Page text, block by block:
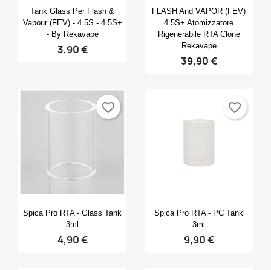
Anteprima
Tank Glass Per Flash &
Vapour (FEV) - 4.5S - 4.5S+
- By Rekavape
3,90 €
Anteprima
FLASH And VAPOR (FEV)
4.5S+ Atomizzatore
Rigenerabile RTA Clone
Rekavape
39,90 €
Anteprima
Spica Pro RTA - Glass Tank
3ml
4,90 €
favorite_border
Anteprima
Spica Pro RTA - PC Tank
3ml
9,90 €
favorite_border